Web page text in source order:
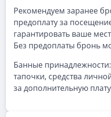
Рекомендуем заранее
предоплату за
гарантировать ваше
Без предоплаты бронь
Банные
тапочки, средства
за дополнительную